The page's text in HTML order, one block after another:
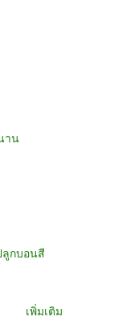
าน
ลูกบอนสี
เพิ่มเติม